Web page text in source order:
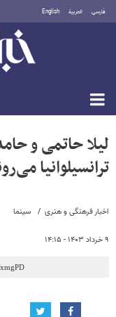
فارسی العربية English
جمعه ۱۶
اخبار فرهنگی و هنری سینما
۹ خرداد ۱۴۰۳ - ۱۴:۱۵
لیلا حاتمی و
ترانسیلوانیا